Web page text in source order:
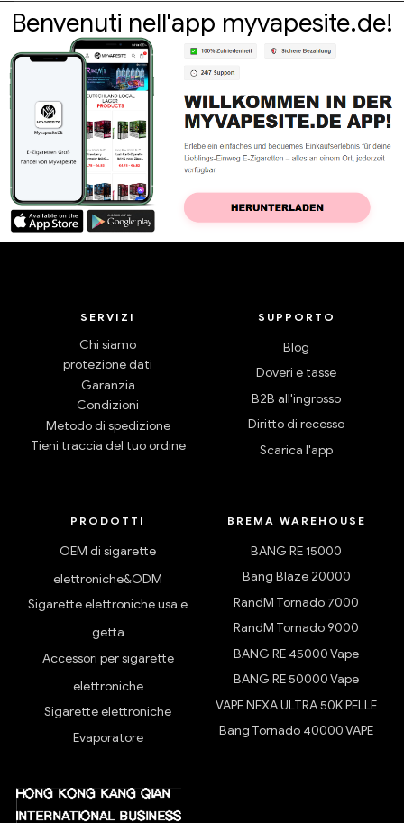
Benvenuti nell'app myvapesite.de!
SERVIZI
Chi siamo
protezione dati
Garanzia
Condizioni
Metodo di spedizione
Tieni traccia del tuo ordine
SUPPORTO
Blog
Doveri e tasse
B2B all'ingrosso
Diritto di recesso
Scarica l'app
PRODOTTI
OEM di sigarette
elettroniche&ODM
Sigarette elettroniche usa e
getta
Accessori per sigarette
elettroniche
Sigarette elettroniche
Evaporatore
BREMA WAREHOUSE
BANG RE 15000
Bang Blaze 20000
RandM Tornado 7000
RandM Tornado 9000
BANG RE 45000 Vape
BANG RE 50000 Vape
VAPE NEXA ULTRA 50K PELLE
Bang Tornado 40000 VAPE